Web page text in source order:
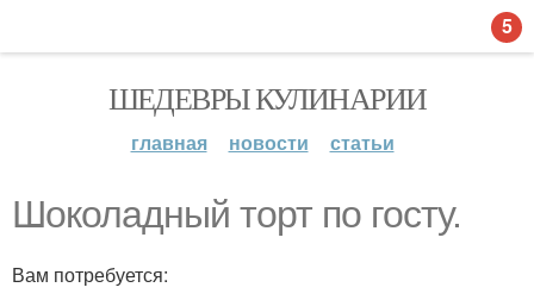
ШЕДЕВРЫ КУЛИНАРИИ
главная новости статьи
Шоколадный торт по госту.
Вам потребуется:
5